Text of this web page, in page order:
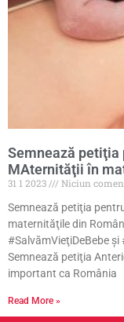
Semnează petiţia
MAternităţii în
31 1 2023
Niciun
Semnează petiţia
maternităţile din
#SalvămVieţiDeBebe
Semnează petiţia
important ca România
Read More »